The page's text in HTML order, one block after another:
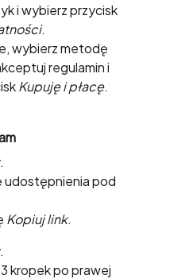
i wybierz przycisk
.
wybierz metodę
regulamin i
Kupuję i płacę.
do Story na
udostępnienia pod
Kopiuj link.
kropek po prawej